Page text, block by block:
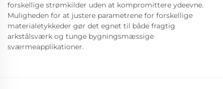
forskellige strømkilder uden at kompromittere ydeevne.
Muligheden for at justere parametrene for forskellige
materialetykkeder gør det egnet til både fragtig
arkstålsværk og tunge bygningsmæssige
sværmeapplikationer.